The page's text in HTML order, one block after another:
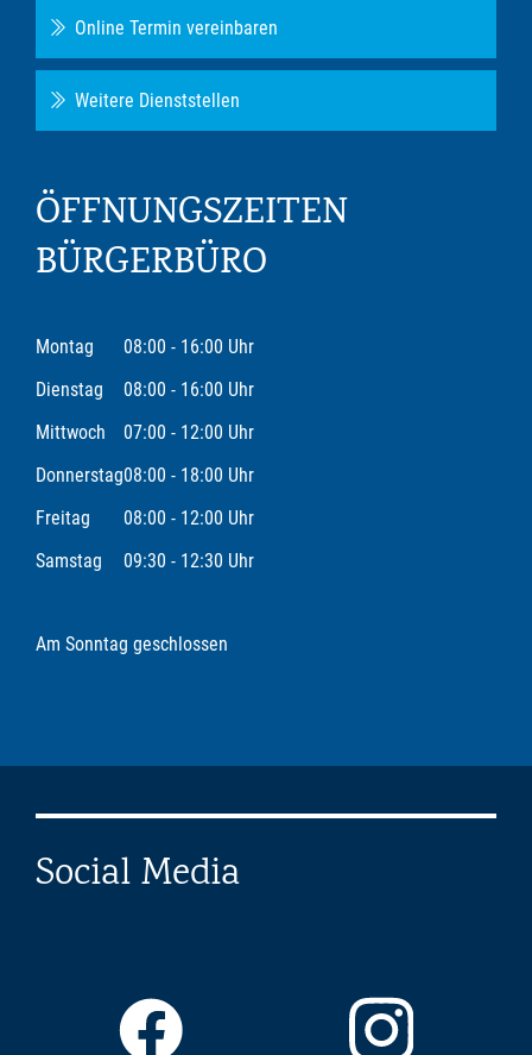
Online Termin vereinbaren
Weitere Dienststellen
ÖFFNUNGSZEITEN
BÜRGERBÜRO
Montag
08:00 - 16:00 Uhr
Dienstag
08:00 - 16:00 Uhr
Mittwoch
07:00 - 12:00 Uhr
Donnerstag08:00 - 18:00 Uhr
Freitag
08:00 - 12:00 Uhr
Samstag
09:30 - 12:30 Uhr
Am Sonntag geschlossen
Social Media